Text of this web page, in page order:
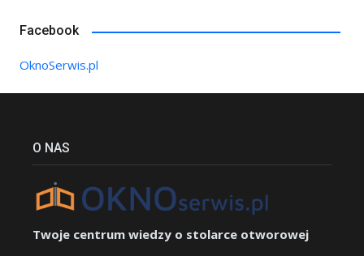
Facebook
OknoSerwis.pl
O NAS
Twoje centrum wiedzy o stolarce otworowej